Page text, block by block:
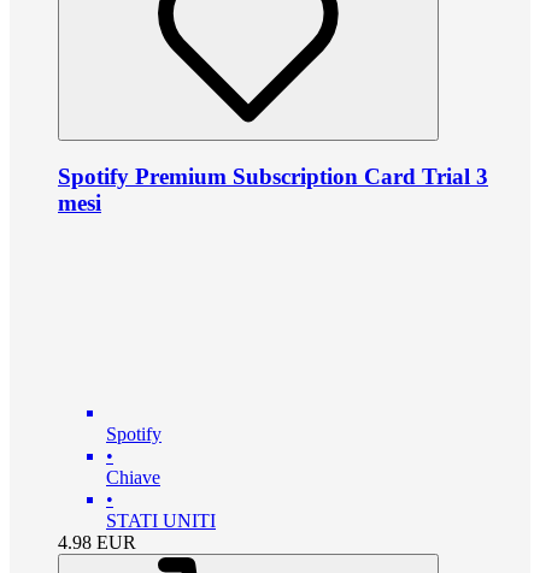
Spotify Premium Subscription Card Trial 3
mesi
Spotify
•
Chiave
•
STATI UNITI
4.98 EUR